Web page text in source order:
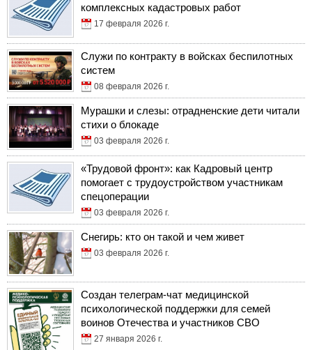
комплексных кадастровых работ
17 февраля 2026 г.
Служи по контракту в войсках беспилотных
систем
08 февраля 2026 г.
Мурашки и слезы: отрадненские дети читали
стихи о блокаде
03 февраля 2026 г.
«Трудовой фронт»: как Кадровый центр
помогает с трудоустройством участникам
спецоперации
03 февраля 2026 г.
Снегирь: кто он такой и чем живет
03 февраля 2026 г.
Создан телеграм-чат медицинской
психологической поддержки для семей
воинов Отечества и участников СВО
27 января 2026 г.